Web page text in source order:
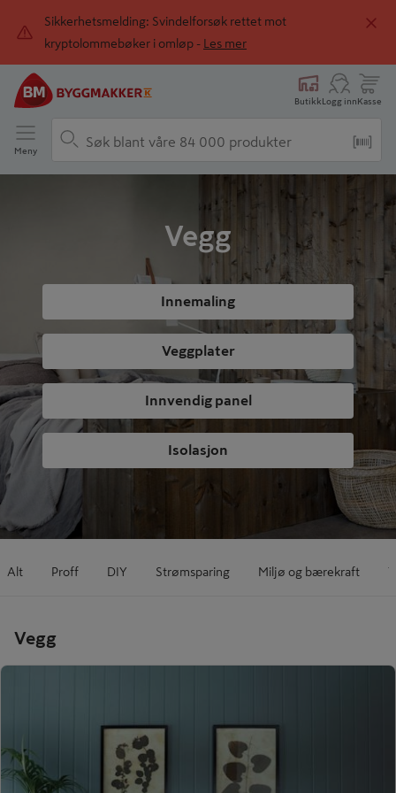
Sikkerhetsmelding: Svindelforsøk rettet mot
kryptolommebøker i omløp -
Les mer
ButikkLogg innKasse
Meny
Vegg
Innemaling
Veggplater
Innvendig panel
Isolasjon
Alt Proff DIY Strømsparing Miljø og bærekraft
Vegg